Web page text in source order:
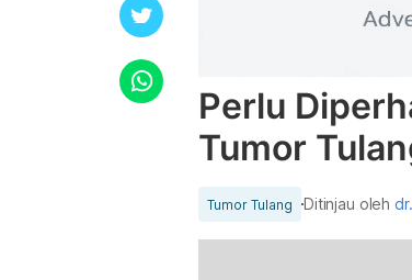
Perlu
Tumor
Tumor Tulang Ditinjau oleh